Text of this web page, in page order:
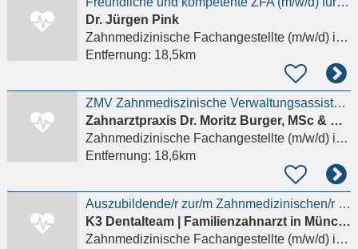
Dr. Jürgen Pink
Zahnmedizinische Fachangestellte (m/w/d)in München, Altstadt-Lehel
Entfernung: 18,5km
ZMV Zahnmediszinische Verwaltungsassistent(in), ZFA mit Vorkenntnissen
Zahnarztpraxis Dr. Moritz Burger, MSc & Dr. Erich Schelker
Zahnmedizinische Fachangestellte (m/w/d)in München, Laim
Entfernung: 18,6km
Auszubildende/r zur/m Zahnmedizinischen/r Fachangestellten/r ZFA (m/w/d)
K3 Dentalteam | Familienzahnarzt in München
Zahnmedizinische Fachangestellte (m/w/d)in München, Altstadt-Lehel